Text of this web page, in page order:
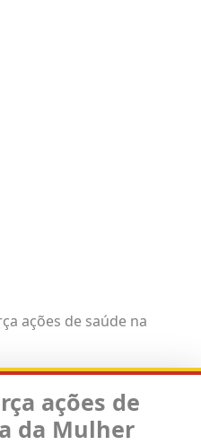
ações de saúde na
ações de
da Mulher